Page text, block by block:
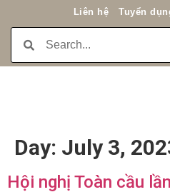
Liên hệ Tuyển
Day: July 3,
Hội nghị Toàn cầu